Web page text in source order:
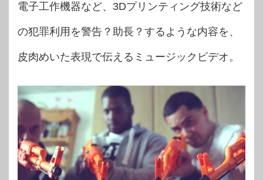
電子工作機器など、3Dプリンティング技術など
の犯罪利用を警告？助長？するような内容を、
皮肉めいた表現で伝えるミュージックビデオ。